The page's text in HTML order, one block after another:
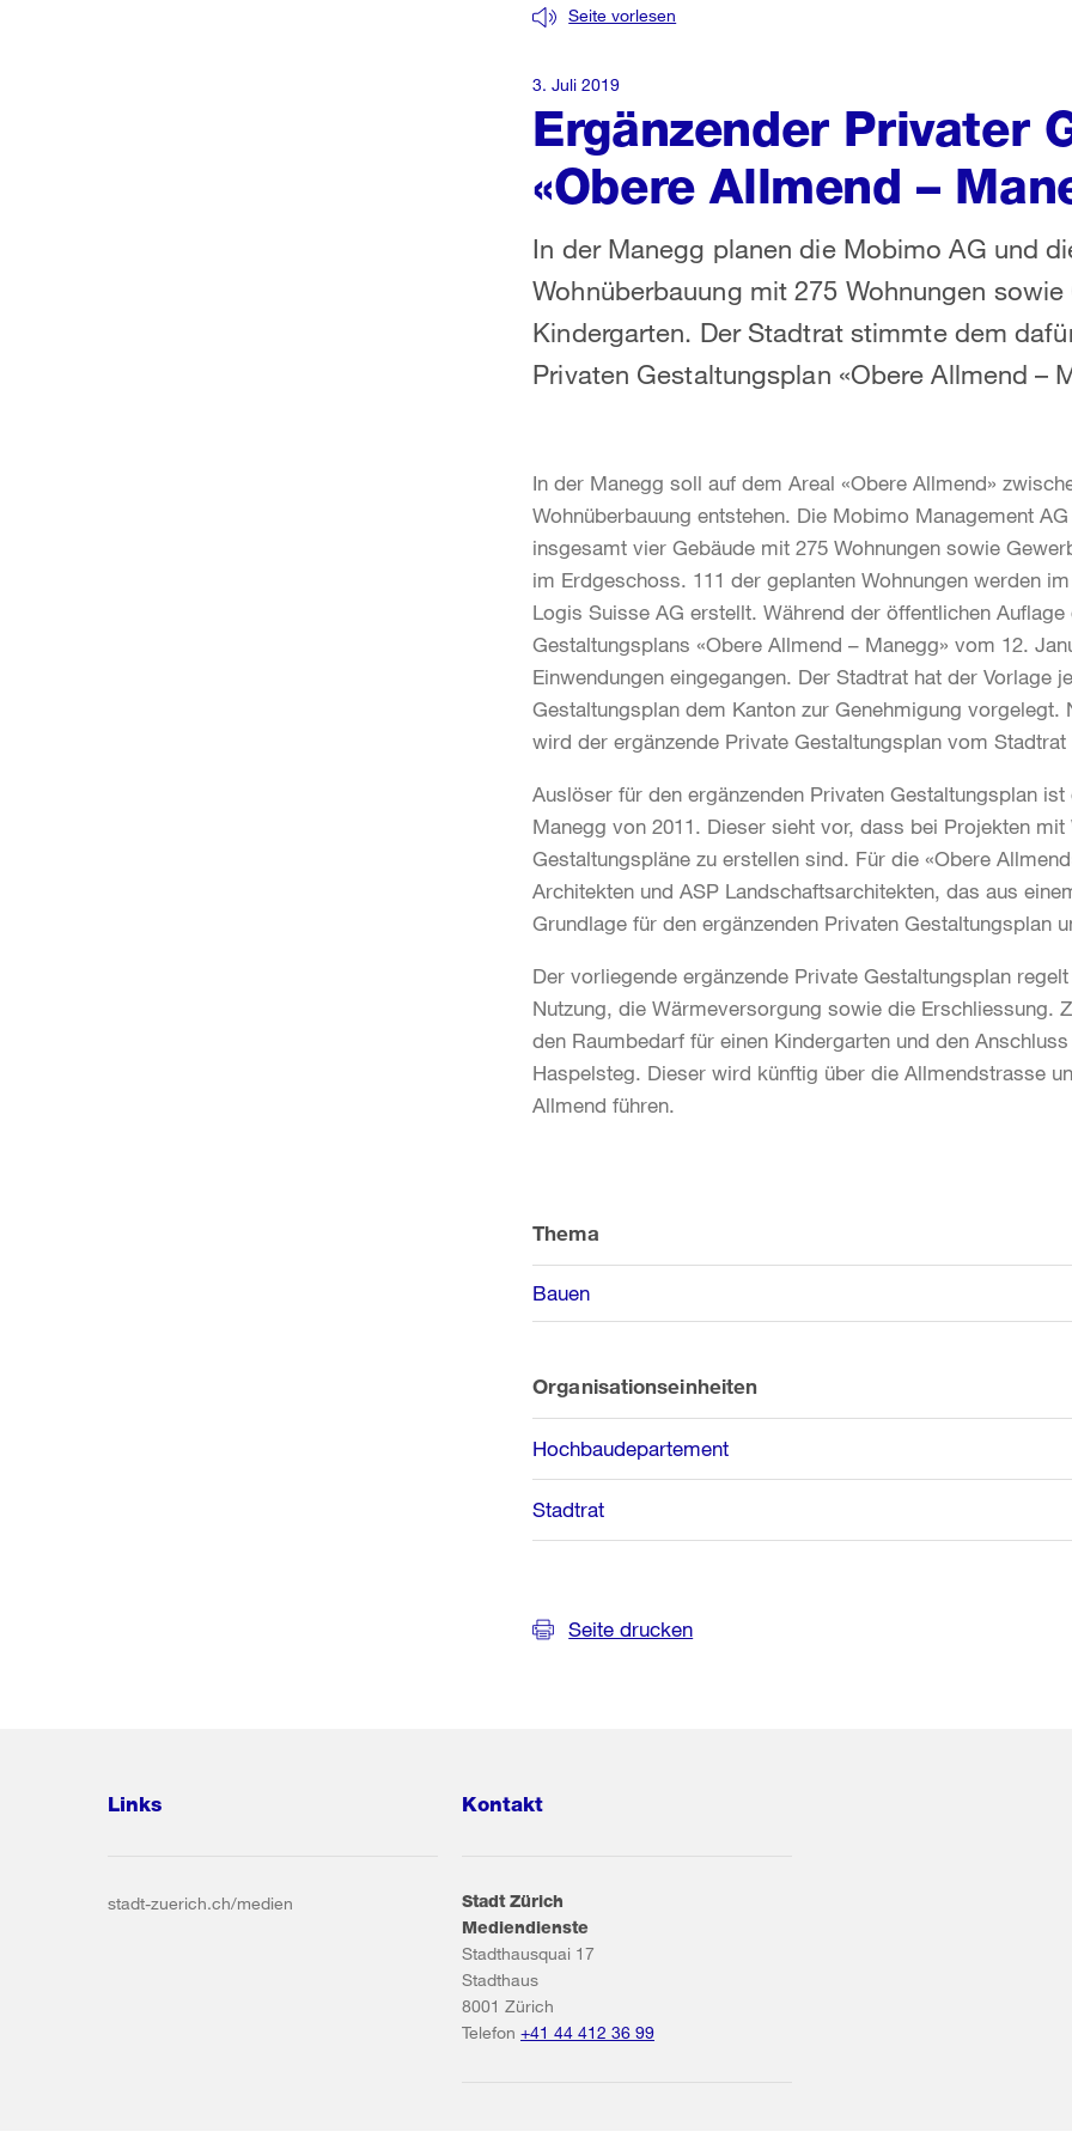
Ergänzender Privater
«Obere Allmend –
Seite vorlesen
In der Manegg planen die Mobimo AG und
Wohnüberbauung mit 275 Wohnungen
Kindergarten. Der Stadtrat stimmte dem
Privaten Gestaltungsplan «Obere Allmend –
3. Juli 2019
In der Manegg soll auf dem Areal «Obere Allmend»
Wohnüberbauung entstehen. Die Mobimo Management
insgesamt vier Gebäude mit 275 Wohnungen sowie
im Erdgeschoss. 111 der geplanten Wohnungen werden
Logis Suisse AG erstellt. Während der öffentlichen
Gestaltungsplans «Obere Allmend – Manegg» vom 12.
Einwendungen eingegangen. Der Stadtrat hat der
Gestaltungsplan dem Kanton zur Genehmigung
wird der ergänzende Private Gestaltungsplan vom
Auslöser für den ergänzenden Privaten Gestaltungsplan
Manegg von 2011. Dieser sieht vor, dass bei Projekten
Gestaltungspläne zu erstellen sind. Für die «Obere
Architekten und ASP Landschaftsarchitekten, das aus
Grundlage für den ergänzenden Privaten Gestaltungsplan
Der vorliegende ergänzende Private Gestaltungsplan
Nutzung, die Wärmeversorgung sowie die Erschliessung.
den Raumbedarf für einen Kindergarten und den
Haspelsteg. Dieser wird künftig über die Allmendstrasse
Allmend führen.
Informationen
Thema
Bauen
Organisationseinheiten
Hochbaudepartement
Stadtrat
Seite drucken
Links
stadt-zuerich.ch/medien
Kontakt
Stadt Zürich
Mediendienste
Stadthausquai 17
Stadthaus
8001 Zürich
Telefon +41 44 412 36 99